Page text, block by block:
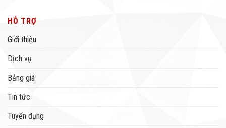
HỖ TRỢ
Giới thiệu
Dịch vụ
Bảng giá
Tin tức
Tuyển dụng